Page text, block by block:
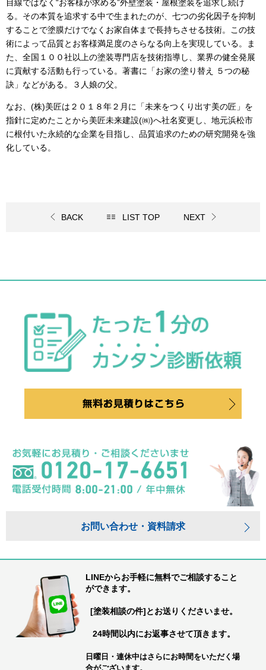
目線ではなく“お客様が求める”外壁塗装・屋根塗装を追求し続け
る。その本質を追求する中で生まれたのが、七つの劣化因子を抑制
することで塗膜だけでなくお家自体まで長持ちさせる技術。この技
術によって品質とお客様満足度のさらなる向上を実現している。ま
た、全国１００社以上の塗装専門店を技術指導し、業界の健全発展
に貢献する活動も行っている。著書に「お家の塗り替え ５つの秘
訣」などがある。３人娘の父。
なお、 (株)美匠は２０１８年２月に「未来をつくり出す美の匠」を
指針に定めたことから美匠未来建設(㈱)へ社名変更し、地元浜松市
に根付いた永続的な企業を目指し、品質追求のための研究開発を強
化している。
BACK LIST TOP NEXT
お問い合わせ・資料請求
LINEからお手軽に無料でご相談すること
ができます。
[塗装相談の件]とお送りくださいませ。
24時間以内にお返事させて頂きます。
日曜日・連休中はさらにお時間をいただく場
合がございます。